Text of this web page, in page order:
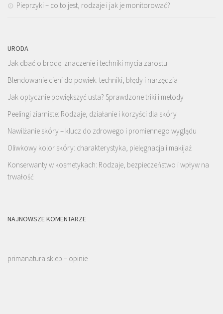
Pieprzyki – co to jest, rodzaje i jak je monitorować?
URODA
Jak dbać o brodę: znaczenie i techniki mycia zarostu
Blendowanie cieni do powiek: techniki, błędy i narzędzia
Jak optycznie powiększyć usta? Sprawdzone triki i metody
Peelingi ziarniste: Rodzaje, działanie i korzyści dla skóry
Nawilżanie skóry – klucz do zdrowego i promiennego wyglądu
Oliwkowy kolor skóry: charakterystyka, pielęgnacja i makijaż
Konserwanty w kosmetykach: Rodzaje, bezpieczeństwo i wpływ na
trwałość
NAJNOWSZE KOMENTARZE
primanatura sklep – opinie